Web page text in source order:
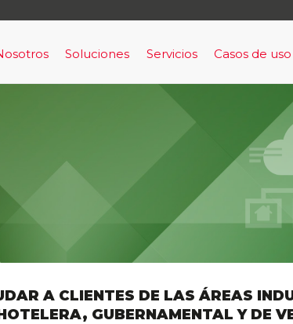
Soluciones
Alarma de Prevención y Evacuación
Alerta de Intrusión armada
Bigdata aplicada & machine learning -
BigData Aplicada a Cumplimiento
Horus
Servicios
Servicios de Consultoría
Casos de uso
Alarma de
Portal Cautivo
A CLIENTES DE LAS ÁREAS
GUBERNAMENTAL Y DE